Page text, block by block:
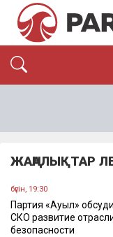
ЖАҢАЛЫҚТАР
бүгін, 19:30
Партия «Ауыл»
СКО развитие
безопасности